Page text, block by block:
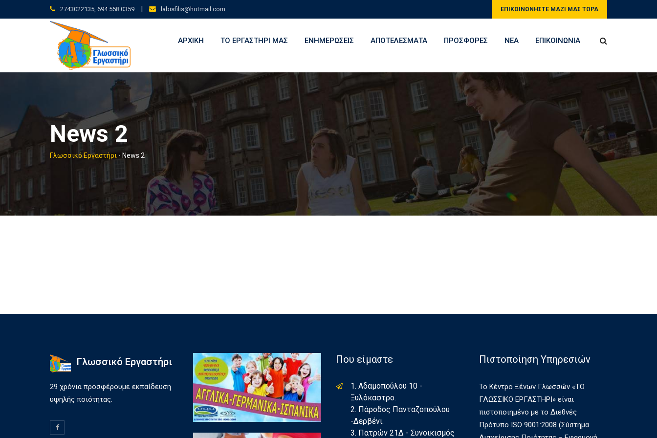
to
2743022135, 694 558 0359 | labisfilis@hotmail.com ΕΠΙΚΟΙΝΩΝΗΣΤΕ ΜΑΖΙ ΜΑΣ ΤΩΡΑ
ΑΡΧΙΚΗ ΤΟ ΕΡΓΑΣΤΗΡΙ ΜΑΣ ΕΝΗΜΕΡΩΣΕΙΣ ΑΠΟΤΕΛΕΣΜΑΤΑ ΠΡΟΣΦΟΡΕΣ ΝΕΑ ΕΠΙΚΟΙΝΩΝΙΑ
News 2
Γλωσσικό Εργαστήρι - News 2
Γλωσσικό Εργαστήρι
29 χρόνια προσφέρουμε εκπαίδευση
υψηλής ποιότητας.
Που είμαστε
1. Αδαμοπούλου 10 -
Ξυλόκαστρο.
2. Πάροδος Πανταζοπούλου
-Δερβένι.
3. Πατρών 21Δ - Συνοικισμός
Πιστοποίηση Υπηρεσιών
Το Κέντρο Ξένων Γλωσσών «ΤΟ
ΓΛΩΣΣΙΚΟ ΕΡΓΑΣΤΗΡΙ» είναι
πιστοποιημένο με το Διεθνές
Πρότυπο ISO 9001:2008 (Σύστημα